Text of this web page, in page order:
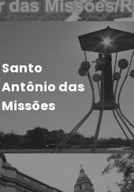
Santo
Antônio das
Missões